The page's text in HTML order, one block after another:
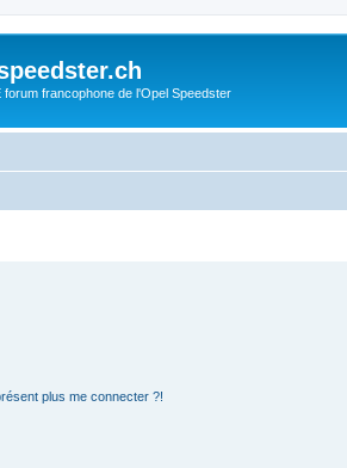
forum francophone de l'Opel Speedster
plus me connecter ?!